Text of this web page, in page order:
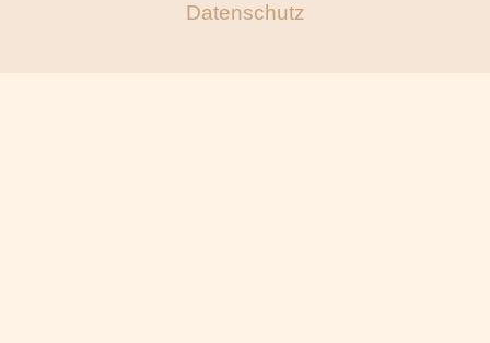
Datenschutz